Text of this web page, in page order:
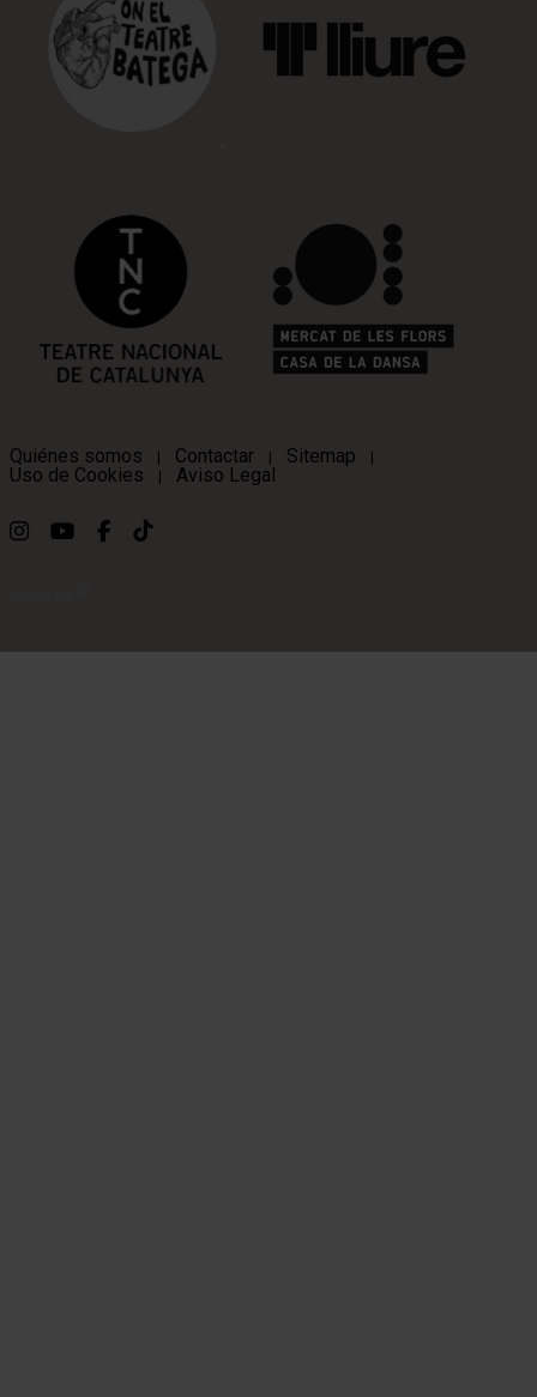
Quiénes somos | Contactar | Sitemap |
Uso de Cookies | Aviso Legal
Link a instagram
Link a youtube
Link a facebook
Link a ticktok